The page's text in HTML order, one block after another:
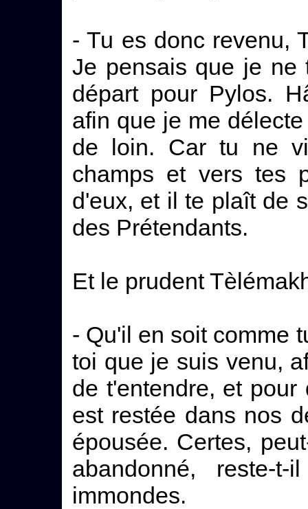
- Tu es donc revenu,
Je pensais que je ne
départ pour Pylos.
afin que je me
de loin. Car tu ne
champs et vers tes
d'eux, et il te plaît de
des Prétendants.
Et le prudent
- Qu'il en soit comme
toi que je suis venu,
de t'entendre, et
est restée dans nos
épousée. Certes,
abandonné, reste-
immondes.